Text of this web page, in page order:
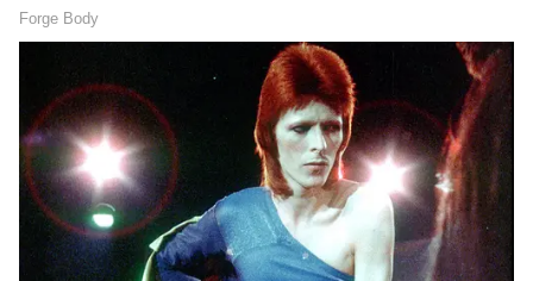
யோசிப்பாங்க. இந்த ரெண்டு ஏசி
சிஸ்டத்துக்கும் என்ன வித்தியாசம், எதுல
என்ன ப்ளஸ், என்ன மைனஸ்னு வாங்க
சிம்பிளா பார்க்கலாம்.
ஏசியாநெட் தமிழ்-ஐ உங்கள் முதன்மைத்
தேர்வாக்குங்கள்